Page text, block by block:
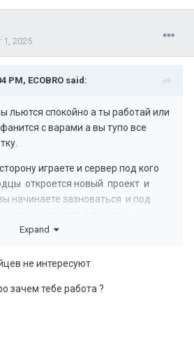
1, 2025
PM, ECOBRO said:
льются спокойно а ты работай или
с варами а вы тупо все
играете и сервер под кого
откроется новый проект и
начинаете зазноваться и под
Expand
не интересуют
зачем тебе работа ?